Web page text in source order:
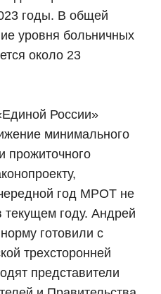
годы. В общей
уровня больничных
около 23
России»
минимального
прожиточного
год МРОТ не
году. Андрей
готовили с
трехсторонней
представители